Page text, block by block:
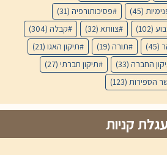
(45) פסיכותורפיה (31)
(102) צוותא (32) קבלה (304)
(45) תורה (19) תיקון האגו (21)
החברה (33) תיקון חברתי (27)
הספירות (123)
עגלת קניות